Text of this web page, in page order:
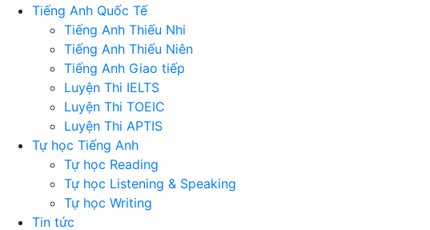
Tiếng Anh Quốc Tế
Tiếng Anh Thiếu Nhi
Tiếng Anh Thiếu Niên
Tiếng Anh Giao tiếp
Luyện Thi IELTS
Luyện Thi TOEIC
Luyện Thi APTIS
Tự học Tiếng Anh
Tự học Reading
Tự học Listening & Speaking
Tự học Writing
Tin tức